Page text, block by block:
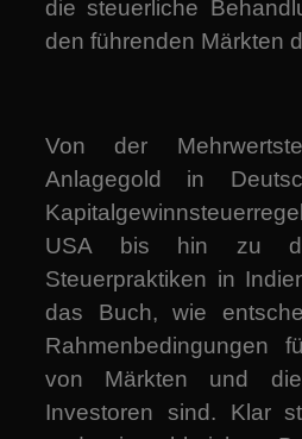
die steuerliche
den führenden Märkten
Von der
Anlagegold in
USA bis hin zu
Steuerpraktiken in
das Buch, wie
Rahmenbedingungen
von Märkten und
Investoren sind. Klar